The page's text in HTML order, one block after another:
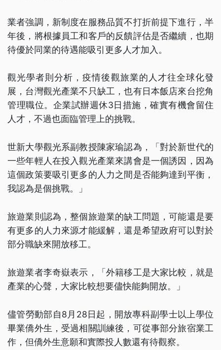
業者強調，新制度在服務品質不打折前提下進行，半
年後，將根據員工和客戶的反饋評估是否繼續，也期
待優於同業的待遇能吸引更多人才加入。
觀光學者則分析，疫情後觀旅業的人才往全球化發
展，台灣觀光產業不只缺工，也有日本飯店來台挖角
管理職位。企業試辦週休3日措施，確實有機會留住
人才，不過也面臨管理上的挑戰。
世新大學觀光系副教授陳家瑜認為，「對於新世代的
一些年輕人在投入觀光產業來講會是一個誘因，因為
這個政策要吸引更多的人力之間是否能夠達到平衡，
我認為是個挑戰。」
旅遊業則認為，整個旅遊業的缺工問題，可能還是要
有更多的人力來源才能緩解，還是希望政府可以對於
部分職缺來開放移工。
旅遊業者李奇嶽表示，「外籍移工是大家比較，就是
產業的心聲，大家比較想要儘快能夠開放。」
儘管勞動部自8月28日起，開放專科副學士以上學位
畢業僑外生，受過相關訓練後，可從事部分旅宿業工
作，但僑外生意願和實際投人數還有待觀察。